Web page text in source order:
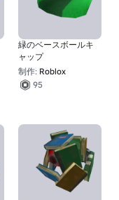
緑のベースボールキ
ャップ
制作: Roblox
95